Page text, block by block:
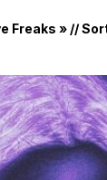
Freaks » //